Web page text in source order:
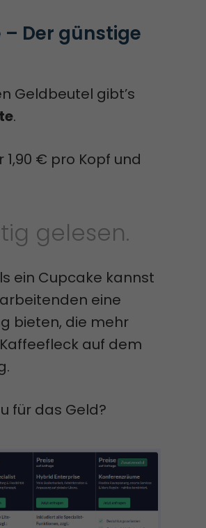
– Der günstige
Geldbeutel gibt’s
.
1,90 € pro Kopf und
gelesen.
ein Cupcake kannst
eine
bieten, die mehr
auf dem
für das Geld?